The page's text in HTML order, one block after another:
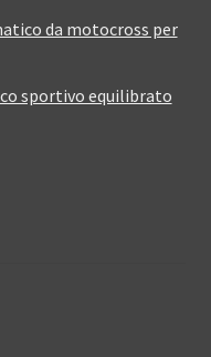
da motocross per
sportivo equilibrato